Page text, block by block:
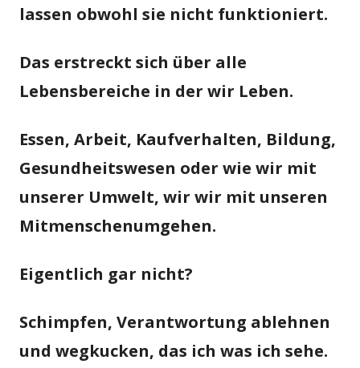
lassen obwohl sie nicht funktioniert.
Das erstreckt sich über alle
Lebensbereiche in der wir Leben.
Essen, Arbeit, Kaufverhalten, Bildung,
Gesundheitswesen oder wie wir mit
unserer Umwelt, wir wir mit unseren
Mitmenschenumgehen.
Eigentlich gar nicht?
Schimpfen, Verantwortung ablehnen
und wegkucken, das ich was ich sehe.